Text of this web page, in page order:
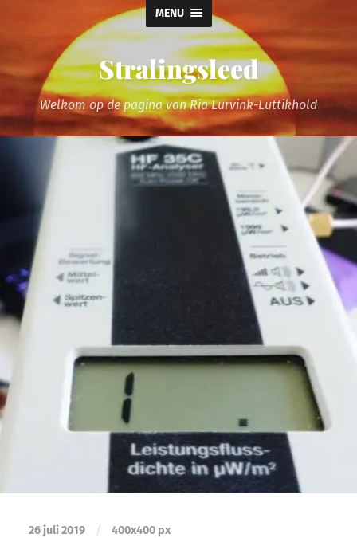
MENU
Stralingsleed
Welkom op de pagina van Ria Lurvink-Luttikhold
26 juli 2019 / 400x400 px